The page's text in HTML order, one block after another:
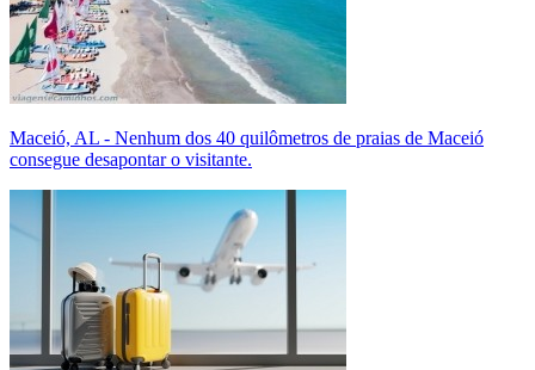
Maceió, AL - Nenhum dos 40 quilômetros de praias de Maceió
consegue desapontar o visitante.